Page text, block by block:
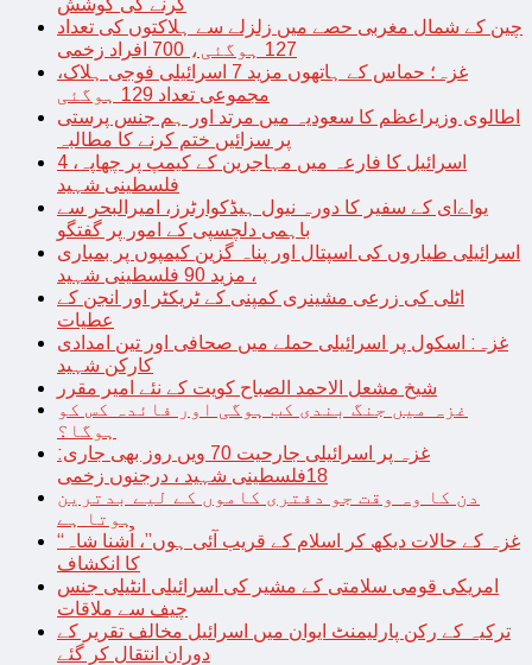
کرنے کی کوشش
چین کے شمال مغربی حصے میں زلزلے سے ہلاکتوں کی تعداد
127 ہوگئی، 700 افراد زخمی
غزہ؛ حماس کے ہاتھوں مزید 7 اسرائیلی فوجی ہلاک،
مجموعی تعداد 129 ہوگئی
اطالوی وزیراعظم کا سعودیہ میں مرتد اور ہم جنس پرستی
پر سزائیں ختم کرنے کا مطالبہ
اسرائیل کا فارعہ میں مہاجرین کے کیمپ پر چھاپہ، 4
فلسطینی شہید
یواےای کے سفیر کا دورہ نیول ہیڈکوارٹرز، امیرالبحر سے
باہمی دلچسپی کے امور پر گفتگو
اسرائیلی طیاروں کی اسپتال اور پناہ گزین کیمپوں پر بمباری
، مزید 90 فلسطینی شہید
اٹلی کی زرعی مشینری کمپنی کے ٹریکٹر اور انجن کے
عطیات
غزہ: اسکول پر اسرائیلی حملے میں صحافی اور تین امدادی
کارکن شہید
شیخ مشعل الاحمد الصباح کویت کے نئے امیر مقرر
غزہ میں جنگ بندی کب ہوگی اور فائدہ کس کو
ہوگا؟
غزہ پر اسرائیلی جارحیت 70 ویں روز بھی جاری:
18فلسطینی شہید ، درجنوں زخمی
دن کا وہ وقت جو دفتری کاموں کے لیے بدترین
ہوتا ہے
“غزہ کے حالات دیکھ کر اسلام کے قریب آئی ہوں”، اُشنا شاہ
کا انکشاف
امریکی قومی سلامتی کے مشیر کی اسرائیلی انٹیلی جنس
چیف سے ملاقات
ترکیہ کے رکن پارلیمنٹ ایوان میں اسرائیل مخالف تقریر کے
دوران انتقال کر گئے